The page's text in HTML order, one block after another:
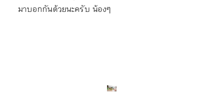
มาบอกกันด้วยนะครับ น้องๆ